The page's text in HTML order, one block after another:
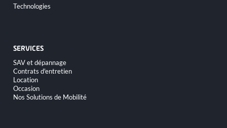
Aller
au
Technologies
SERVICES
Aller
au
contenu
SAV et dépannage
Contrats d'entretien
Location
Occasion
Nos Solutions de Mobilité